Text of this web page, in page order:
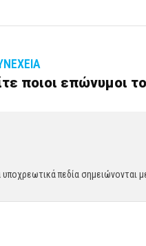
ποιοι επώνυμοι
υποχρεωτικά πεδία σημειώνονται